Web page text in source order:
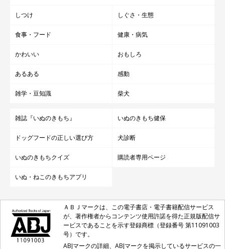
しつけ しぐさ・生態
食事・フード 健康・病気
かわいい おもしろ
あるある 感動
雑学・豆知識 柴犬
雑誌『いぬのきもち』 いぬのきもち健保
ドッグフードの正しい選び方 犬診断
いぬのきもちクイズ 購読者専用ページ
いぬ・ねこのきもちアプリ
ＡＢＪマークは、この電子書店・電子書籍配信サービス
が、著作権者からコンテンツ使用許諾を得た正規版配信サ
ービスであることを示す登録商標（登録番号 第11091003
号）です。
ABJマークの詳細、ABJマークを掲示しているサービスの一